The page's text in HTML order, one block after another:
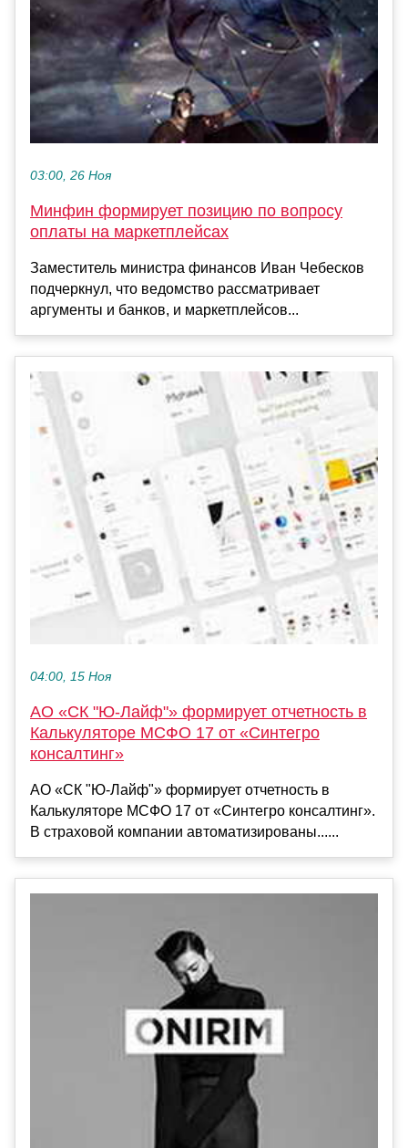
03:00, 26 Ноя
Минфин формирует позицию по вопросу
оплаты на маркетплейсах
Заместитель министра финансов Иван Чебесков
подчеркнул, что ведомство рассматривает
аргументы и банков, и маркетплейсов...
04:00, 15 Ноя
АО «СК "Ю-Лайф"» формирует отчетность в
Калькуляторе МСФО 17 от «Синтегро
консалтинг»
АО «СК "Ю-Лайф"» формирует отчетность в
Калькуляторе МСФО 17 от «Синтегро консалтинг».
В страховой компании автоматизированы......